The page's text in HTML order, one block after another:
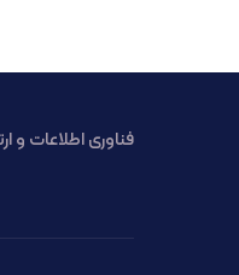
فناوری اطلاعات و